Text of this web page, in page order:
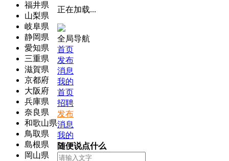
福井県
山梨県
岐阜県
静岡県
愛知県
三重県
滋賀県
京都府
大阪府
兵庫県
奈良県
和歌山県
鳥取県
島根県
岡山県
正在加载...
全局导航
首页
发布
消息
我的
首页
招聘
发布
消息
我的
随便说点什么